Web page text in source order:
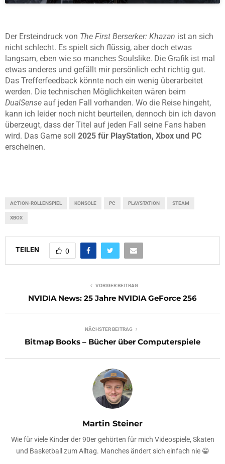
Der Ersteindruck von The First Berserker: Khazan ist an sich
nicht schlecht. Es spielt sich flüssig, aber doch etwas
langsam, eben wie so manches Soulslike. Die Grafik ist mal
etwas anderes und gefällt mir persönlich echt richtig gut.
Das Trefferfeedback könnte noch ein wenig überarbeitet
werden. Die technischen Möglichkeiten wären beim
DualSense auf jeden Fall vorhanden. Wo die Reise hingeht,
kann ich leider noch nicht beurteilen, dennoch bin ich davon
überzeugt, dass der Titel auf jeden Fall seine Fans haben
wird. Das Game soll 2025 für PlayStation, Xbox und PC
erscheinen.
ACTION-ROLLENSPIEL KONSOLE PC PLAYSTATION STEAM
XBOX
TEILEN 0
VORIGER BEITRAG
NVIDIA News: 25 Jahre NVIDIA GeForce 256
NÄCHSTER BEITRAG
Bitmap Books – Bücher über Computerspiele
Martin Steiner
Wie für viele Kinder der 90er gehörten für mich Videospiele, Skaten
und Basketball zum Alltag. Manches ändert sich einfach nie 😁